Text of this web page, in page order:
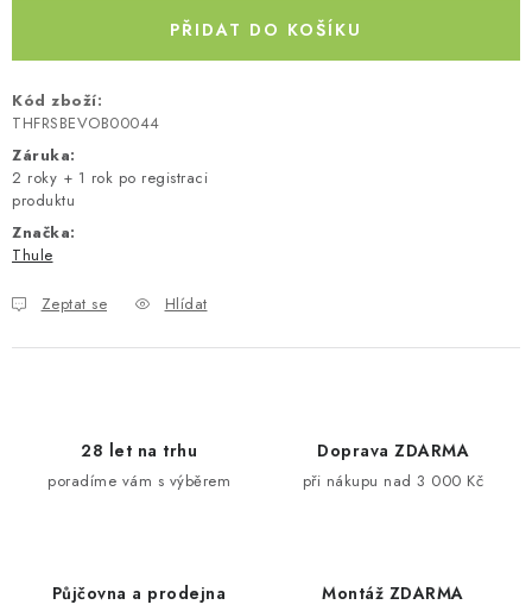
PŘIDAT DO KOŠÍKU
Kód zboží:
THFRSBEVOB00044
Záruka:
2 roky + 1 rok po registraci
produktu
Značka:
Thule
Zeptat se Hlídat
28 let na trhu
poradíme vám s výběrem
Doprava ZDARMA
při nákupu nad 3 000 Kč
Půjčovna a prodejna Montáž ZDARMA